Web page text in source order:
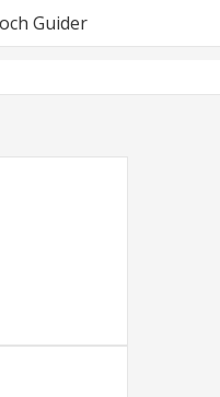
Guider